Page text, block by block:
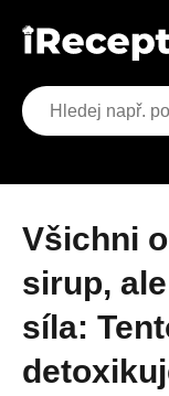
Všichni opěvují kopřivový
sirup,
síla: